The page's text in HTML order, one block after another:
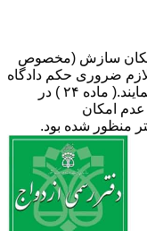
امکان سازش (مخصوص
ضروری حکم دادگاه
(در طلاق به تقاضای زن ) را مطالبه و اخذ نمایند.( ماده ۲۴ ) در
امکان
منظور شده بود.